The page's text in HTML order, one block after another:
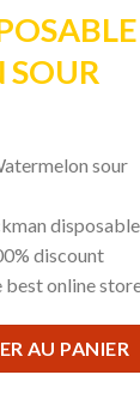
SOUR
sour
discount
best online
AU PANIER